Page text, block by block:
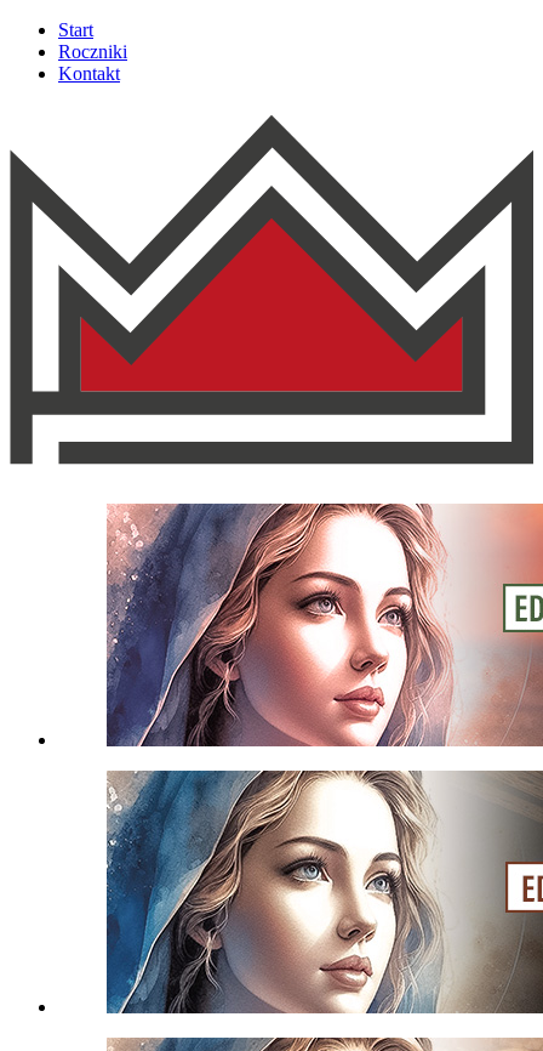
Start
Roczniki
Kontakt